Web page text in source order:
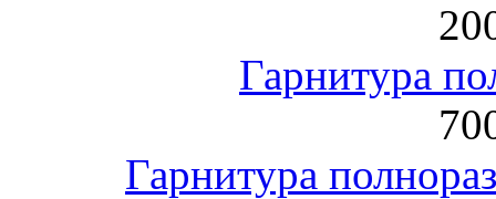
Гарнитура
Гарнитура